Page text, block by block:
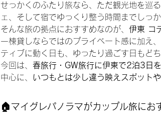
せっかくのふたり旅なら、ただ観光地を巡
ェ、そして宿でゆっくり整う時間までしっ
そんな旅の拠点におすすめなのが、 伊東 コ
一棟貸しならではのプライベート感に加え、
ティブに動く日も、ゆったり過ごす日もど
今回は、 春旅行・GW旅行に伊東で2泊3日
中心に、 いつもとは少し違う映えスポット
🏠マイグレパノラマがカップル旅にお